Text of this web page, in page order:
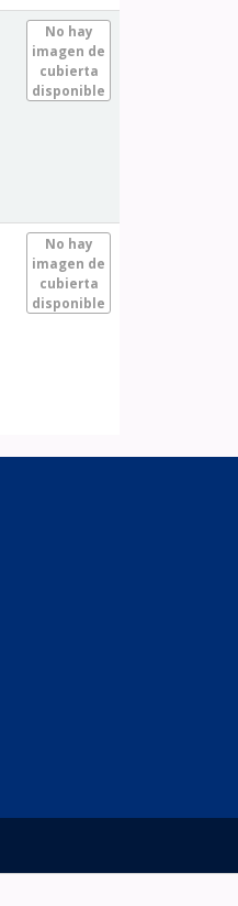
No hay
imagen de
cubierta
disponible
No hay
imagen de
cubierta
disponible